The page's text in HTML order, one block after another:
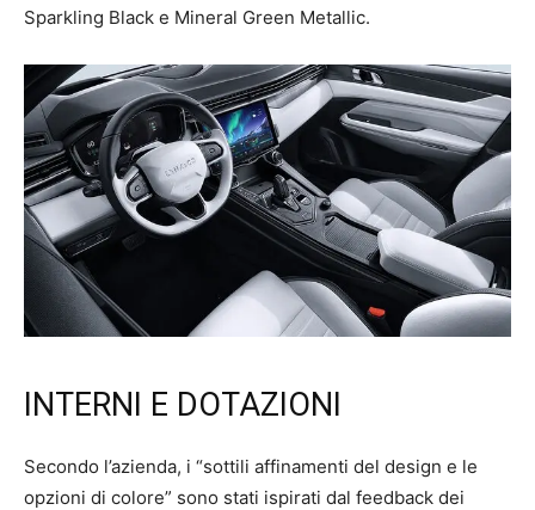
Sparkling Black e Mineral Green Metallic.
INTERNI E DOTAZIONI
Secondo l’azienda, i “sottili affinamenti del design e le
opzioni di colore” sono stati ispirati dal feedback dei